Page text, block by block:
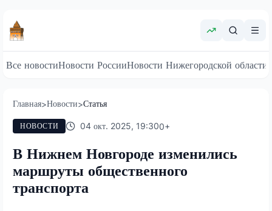
Все новостиНовости РоссииНовости Нижегородской области
Главная>Новости>Статья
НОВОСТИ 04 окт. 2025, 19:300+
В Нижнем Новгороде изменились
маршруты общественного
транспорта